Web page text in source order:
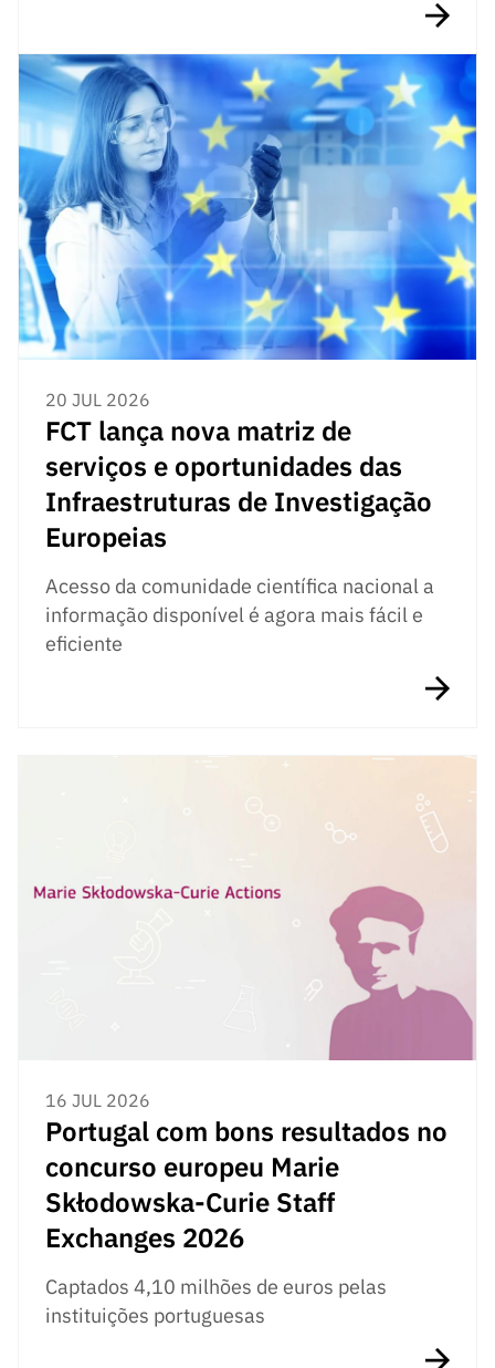
20 JUL 2026
FCT lança nova matriz de
serviços e oportunidades das
Infraestruturas de Investigação
Europeias
Acesso da comunidade científica nacional a
informação disponível é agora mais fácil e
eficiente
16 JUL 2026
Portugal com bons resultados no
concurso europeu Marie
Skłodowska-Curie Staff
Exchanges 2026
Captados 4,10 milhões de euros pelas
instituições portuguesas